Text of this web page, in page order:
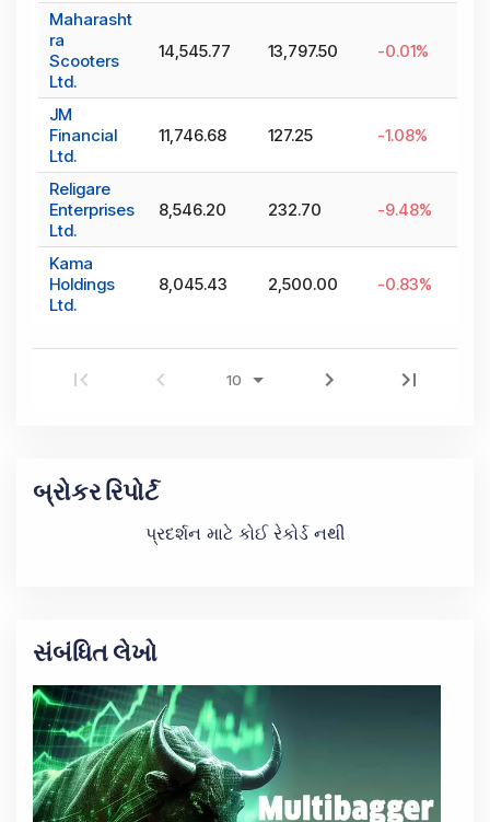
Maharasht
ra
Scooters
Ltd.
14,545.77 13,797.50 -0.01%
JM
Financial
Ltd.
11,746.68 127.25 -1.08%
Religare
Enterprises
Ltd.
8,546.20 232.70 -9.48%
Kama
Holdings
Ltd.
8,045.43 2,500.00 -0.83%
બ્રોકર રિપોર્ટ
પ્રદર્શન માટે કોઈ રેકોર્ડ નથી
સંબંધિત લેખો